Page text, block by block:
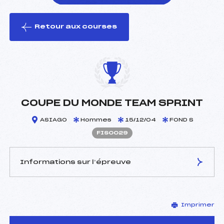
le ski
Retour aux courses
COUPE DU MONDE TEAM SPRINT
ASIAGO Hommes 15/12/04 FOND S
FIS0029
Informations sur l’épreuve
–
D.T Adjoint :
–
Imprimer